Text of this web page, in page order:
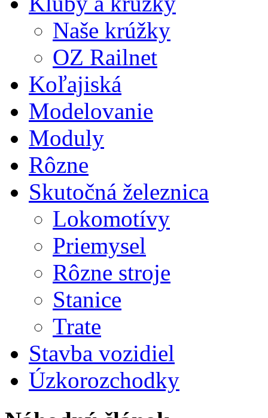
Naše krúžky
OZ Railnet
Koľajiská
Modelovanie
Moduly
Rôzne
Skutočná železnica
Lokomotívy
Priemysel
Rôzne stroje
Stanice
Trate
Stavba vozidiel
Úzkorozchodky